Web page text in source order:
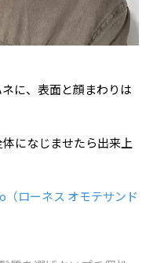
に、表面と顔まわりは
になじませたら出来上
ローネス オモテサンド